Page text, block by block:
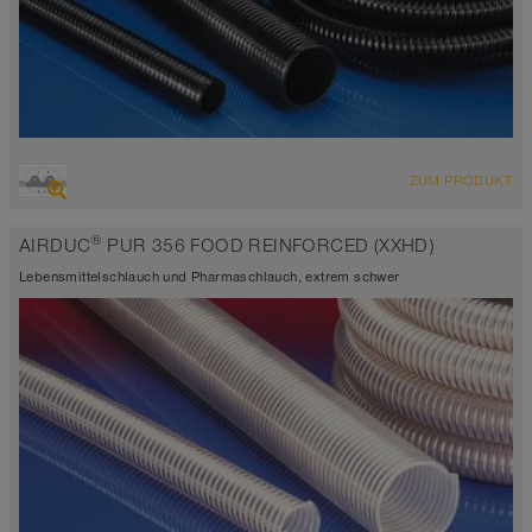
extrem abriebfester Saugschlauch + Druckschlauch,
Wandstärke 2,0 - 2,5mm
-40°C bis 125°C (150°C)
ZUM PRODUKT
AIRDUC® PUR 356 FOOD REINFORCED (XXHD)
Lebensmittelschlauch und Pharmaschlauch, extrem schwer